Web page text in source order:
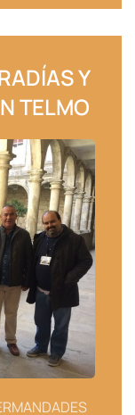
Y
TELMO